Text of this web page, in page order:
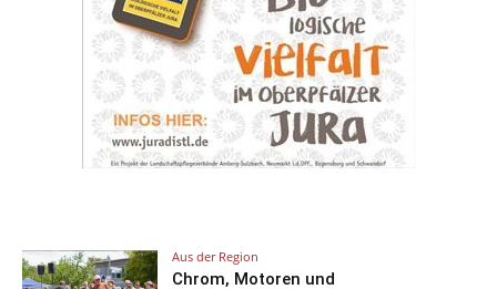
Aus der Region
Chrom, Motoren und